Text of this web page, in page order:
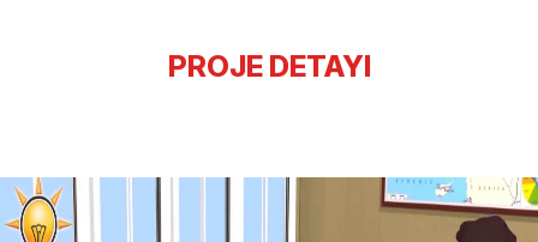
PROJE DETAYI